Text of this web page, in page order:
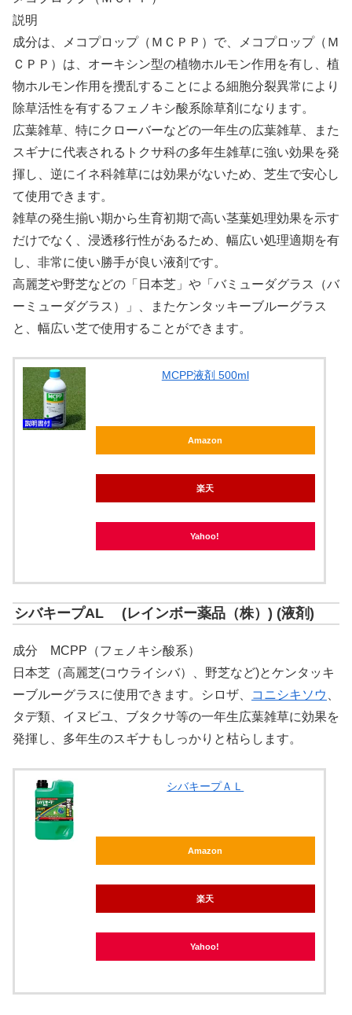
説明
成分は、メコプロップ（ＭＣＰＰ）で、メコプロップ（Ｍ
ＣＰＰ）は、オーキシン型の植物ホルモン作用を有し、植
物ホルモン作用を攪乱することによる細胞分裂異常により
除草活性を有するフェノキシ酸系除草剤になります。
広葉雑草、特にクローバーなどの一年生の広葉雑草、また
スギナに代表されるトクサ科の多年生雑草に強い効果を発
揮し、逆にイネ科雑草には効果がないため、芝生で安心し
て使用できます。
雑草の発生揃い期から生育初期で高い茎葉処理効果を示す
だけでなく、浸透移行性があるため、幅広い処理適期を有
し、非常に使い勝手が良い液剤です。
高麗芝や野芝などの「日本芝」や「バミューダグラス（バ
ーミューダグラス）」、またケンタッキーブルーグラス
と、幅広い芝で使用することができます。
MCPP液剤 500ml
Amazon
楽天
Yahoo!
シバキープAL (レインボー薬品（株）) (液剤)
成分 MCPP（フェノキシ酸系）
日本芝（高麗芝(コウライシバ）、野芝など)とケンタッキ
ーブルーグラスに使用できます。シロザ、
コニシキソウ
タデ類、イヌビユ、ブタクサ等の一年生広葉雑草に効果を
発揮し、多年生のスギナもしっかりと枯らします。
シバキープＡＬ
Amazon
楽天
Yahoo!